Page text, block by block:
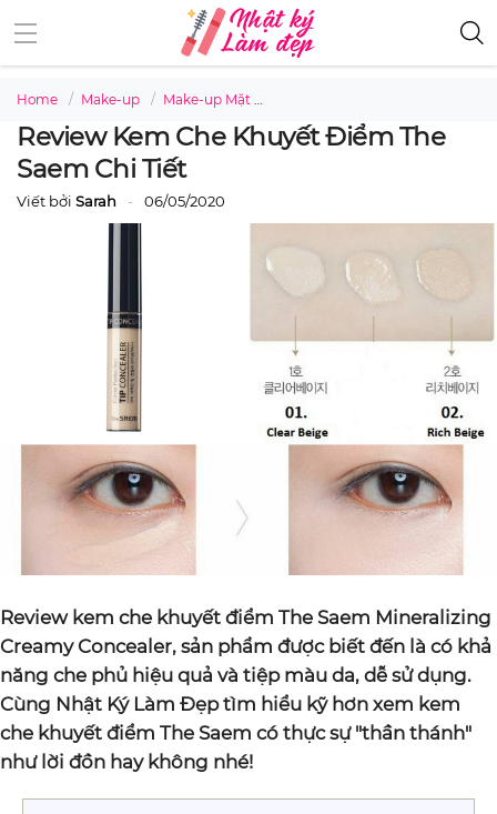
Home Make-up Make-up Mặt
Review Kem Che Khuyết Điểm The
Saem Chi Tiết
Viết bởi Sarah 06/05/2020
Review kem che khuyết điểm The Saem Mineralizing
Creamy Concealer, sản phẩm được biết đến là có khả
năng che phủ hiệu quả và tiệp màu da, dễ sử dụng.
Cùng Nhật Ký Làm Đẹp tìm hiểu kỹ hơn xem kem
che khuyết điểm The Saem có thực sự "thần thánh"
như lời đồn hay không nhé!